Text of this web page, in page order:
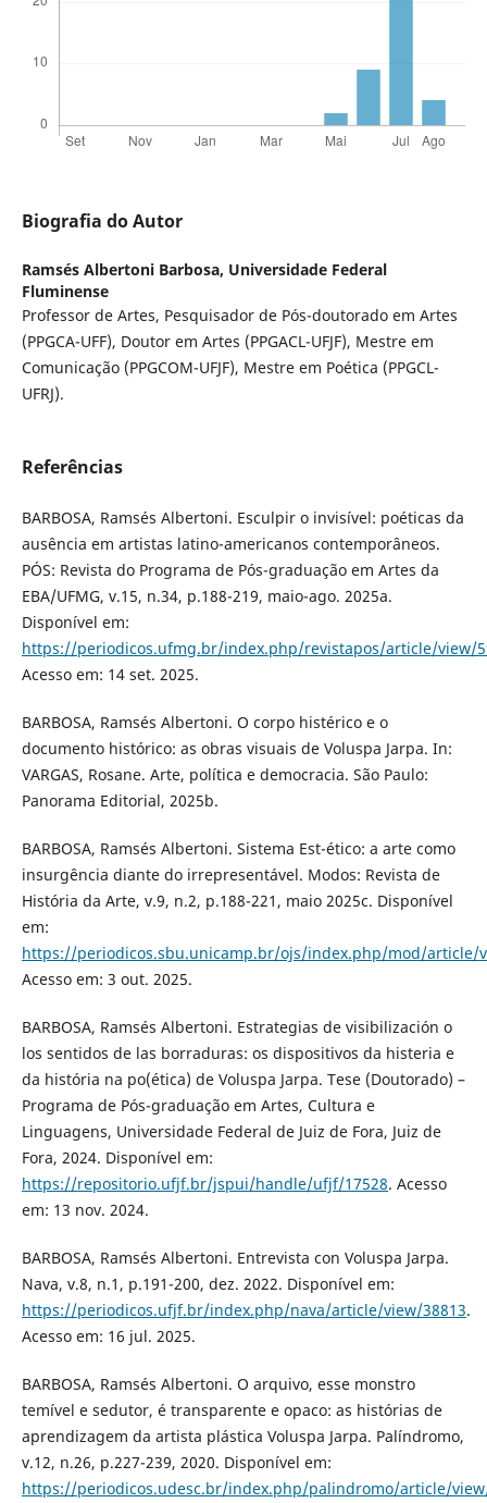
Biografia do Autor
Ramsés Albertoni Barbosa, Universidade Federal
Fluminense
Professor de Artes, Pesquisador de Pós-doutorado em Artes
(PPGCA-UFF), Doutor em Artes (PPGACL-UFJF), Mestre em
Comunicação (PPGCOM-UFJF), Mestre em Poética (PPGCL-
UFRJ).
Referências
BARBOSA, Ramsés Albertoni. Esculpir o invisível: poéticas da
ausência em artistas latino-americanos contemporâneos.
PÓS: Revista do Programa de Pós-graduação em Artes da
EBA/UFMG, v.15, n.34, p.188-219, maio-ago. 2025a.
Disponível em:
https://periodicos.ufmg.br/index.php/revistapos/article/view/
Acesso em: 14 set. 2025.
BARBOSA, Ramsés Albertoni. O corpo histérico e o
documento histórico: as obras visuais de Voluspa Jarpa. In:
VARGAS, Rosane. Arte, política e democracia. São Paulo:
Panorama Editorial, 2025b.
BARBOSA, Ramsés Albertoni. Sistema Est-ético: a arte como
insurgência diante do irrepresentável. Modos: Revista de
História da Arte, v.9, n.2, p.188-221, maio 2025c. Disponível
em:
https://periodicos.sbu.unicamp.br/ojs/index.php/mod/article/
Acesso em: 3 out. 2025.
BARBOSA, Ramsés Albertoni. Estrategias de visibilización o
los sentidos de las borraduras: os dispositivos da histeria e
da história na po(ética) de Voluspa Jarpa. Tese (Doutorado) –
Programa de Pós-graduação em Artes, Cultura e
Linguagens, Universidade Federal de Juiz de Fora, Juiz de
Fora, 2024. Disponível em:
https://repositorio.ufjf.br/jspui/handle/ufjf/17528. Acesso
em: 13 nov. 2024.
BARBOSA, Ramsés Albertoni. Entrevista con Voluspa Jarpa.
Nava, v.8, n.1, p.191-200, dez. 2022. Disponível em:
https://periodicos.ufjf.br/index.php/nava/article/view/38813.
Acesso em: 16 jul. 2025.
BARBOSA, Ramsés Albertoni. O arquivo, esse monstro
temível e sedutor, é transparente e opaco: as histórias de
aprendizagem da artista plástica Voluspa Jarpa. Palíndromo,
v.12, n.26, p.227-239, 2020. Disponível em:
https://periodicos.udesc.br/index.php/palindromo/article/